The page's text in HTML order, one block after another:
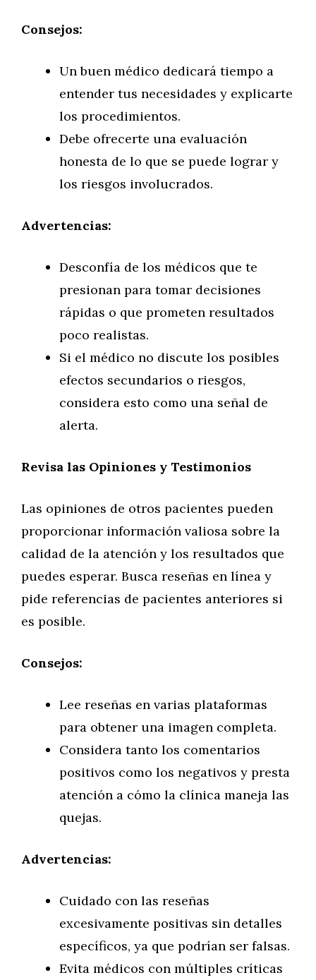
Consejos:
Un buen médico dedicará tiempo a
entender tus necesidades y explicarte
los procedimientos.
Debe ofrecerte una evaluación
honesta de lo que se puede lograr y
los riesgos involucrados.
Advertencias:
Desconfía de los médicos que te
presionan para tomar decisiones
rápidas o que prometen resultados
poco realistas.
Si el médico no discute los posibles
efectos secundarios o riesgos,
considera esto como una señal de
alerta.
Revisa las Opiniones y Testimonios
Las opiniones de otros pacientes pueden
proporcionar información valiosa sobre la
calidad de la atención y los resultados que
puedes esperar. Busca reseñas en línea y
pide referencias de pacientes anteriores si
es posible.
Consejos:
Lee reseñas en varias plataformas
para obtener una imagen completa.
Considera tanto los comentarios
positivos como los negativos y presta
atención a cómo la clínica maneja las
quejas.
Advertencias:
Cuidado con las reseñas
excesivamente positivas sin detalles
específicos, ya que podrían ser falsas.
Evita médicos con múltiples críticas